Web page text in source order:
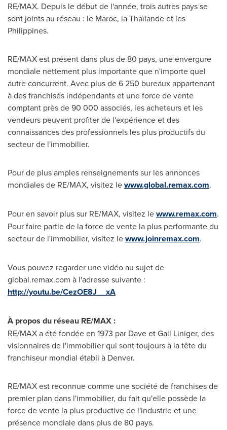
RE/MAX. Depuis le début de l'année, trois autres pays se
sont joints au réseau : le Maroc, la Thaïlande et les
Philippines.
RE/MAX est présent dans plus de 80 pays, une envergure
mondiale nettement plus importante que n'importe quel
autre concurrent. Avec plus de 6 250 bureaux appartenant
à des franchisés indépendants et une force de vente
comptant près de 90 000 associés, les acheteurs et les
vendeurs peuvent profiter de l'expérience et des
connaissances des professionnels les plus productifs du
secteur de l'immobilier.
Pour de plus amples renseignements sur les annonces
mondiales de RE/MAX, visitez lewww.global.remax.com.
Pour en savoir plus sur RE/MAX, visitez lewww.remax.com.
Pour faire partie de la force de vente la plus performante du
secteur de l'immobilier, visitez lewww.joinremax.com.
Vous pouvez regarder une vidéo au sujet de
global.remax.com à l'adresse suivante :
http://youtu.be/CezOE8J__xA
À propos du réseau RE/MAX :
RE/MAX a été fondée en 1973 par Dave et Gail Liniger, des
visionnaires de l'immobilier qui sont toujours à la tête du
franchiseur mondial établi à Denver.
RE/MAX est reconnue comme une société de franchises de
premier plan dans l'immobilier, du fait qu'elle possède la
force de vente la plus productive de l'industrie et une
présence mondiale dans plus de 80 pays.